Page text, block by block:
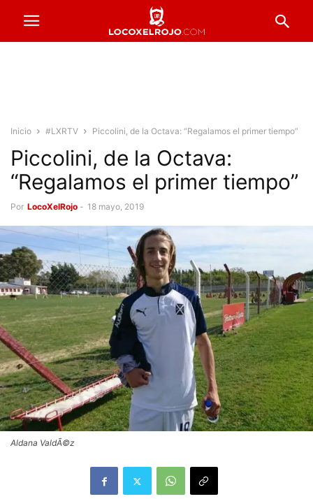
Inicio #LXRTV Piccolini, de la Octava: “Regalamos el primer tiempo”
Piccolini, de la Octava:
“Regalamos el primer tiempo”
Por LocoXelRojo - 18 mayo, 2019
Aldana ValdÃ©z